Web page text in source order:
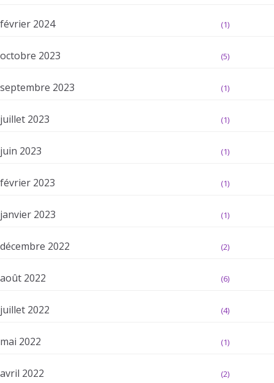
février 2024 (1)
octobre 2023 (5)
septembre 2023 (1)
juillet 2023 (1)
juin 2023 (1)
février 2023 (1)
janvier 2023 (1)
décembre 2022 (2)
août 2022 (6)
juillet 2022 (4)
mai 2022 (1)
avril 2022 (2)